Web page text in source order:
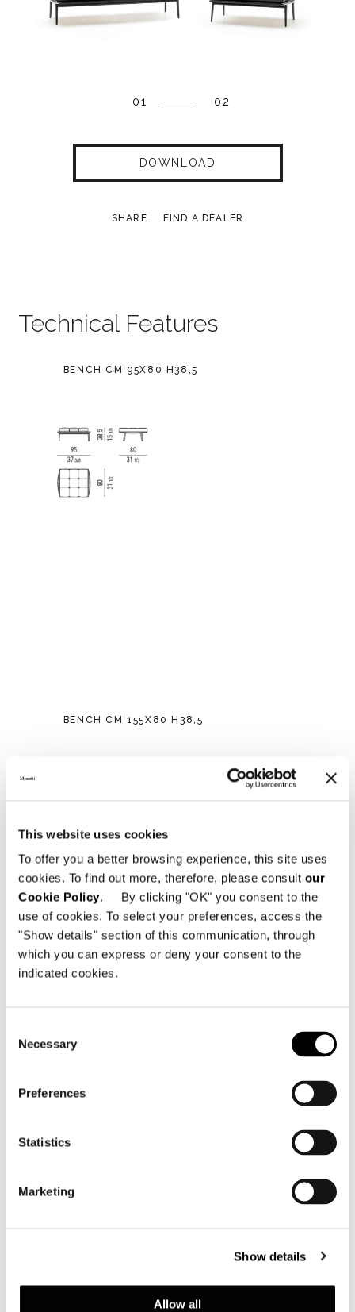
This website uses cookies
To offer you a better browsing experience, this site uses
cookies. To find out more, therefore, please consult our
Cookie Policy. By clicking "OK" you consent to the
use of cookies. To select your preferences, access the
"Show details" section of this communication, through
which you can express or deny your consent to the
indicated cookies.
Selection
Necessary
Preferences
Statistics
Marketing
Show details
Allow all
01 02
DOWNLOAD
SHARE FIND A DEALER
Technical Features
BENCH CM 95X80 H38,5
BENCH CM 155X80 H38,5